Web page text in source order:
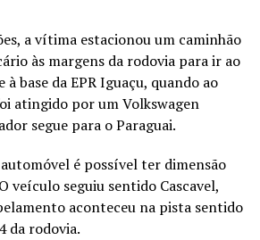
a vítima estacionou um caminhão
às margens da rodovia para ir ao
base da EPR Iguaçu, quando ao
atingido por um Volkswagen
segue para o Paraguai.
é possível ter dimensão
veículo seguiu sentido Cascavel,
aconteceu na pista sentido
da rodovia.